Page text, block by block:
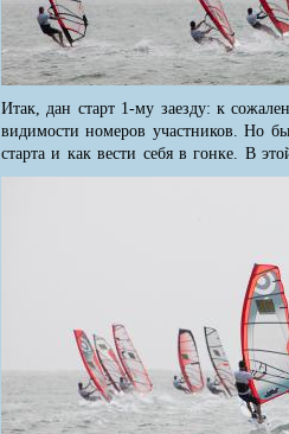
Итак, дан старт 1-му заезду: к
видимости номеров участников. Но
старта и как вести себя в гонке. В